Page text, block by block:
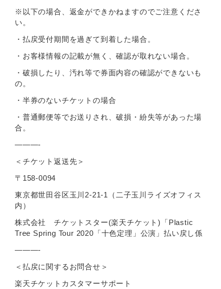
※以下の場合、返金ができかねますのでご注意くださ
い。
・払戻受付期間を過ぎて到着した場合。
・お客様情報の記載が無く、確認が取れない場合。
・破損したり、汚れ等で券面内容の確認ができないも
の。
・半券のないチケットの場合
・普通郵便等でお送りされ、破損・紛失等があった場
合。
———-
＜チケット返送先＞
〒158-0094
東京都世田谷区玉川2-21-1（二子玉川ライズオフィス
内）
株式会社 チケットスター(楽天チケット)「Plastic
Tree Spring Tour 2020「十色定理」公演」払い戻し係
———-
＜払戻に関するお問合せ＞
楽天チケットカスタマーサポート